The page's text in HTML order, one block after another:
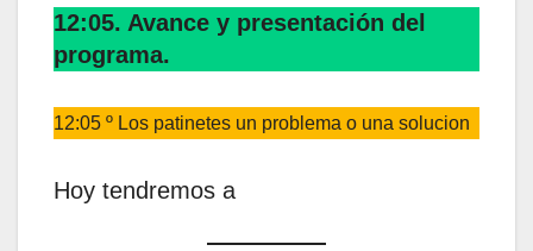
12:05. Avance y presentación del
programa.
12:05 º Los patinetes un problema o una solucion
Hoy tendremos a